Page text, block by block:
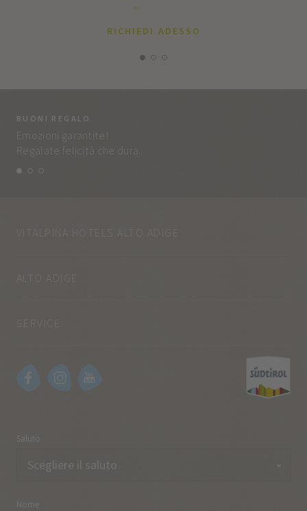
RICHIEDI ADESSO
BUONI REGALO
Emozioni garantite!
Regalate felicità che dura.
VITALPINA HOTELS ALTO ADIGE
ALTO ADIGE
Saluto
Nome